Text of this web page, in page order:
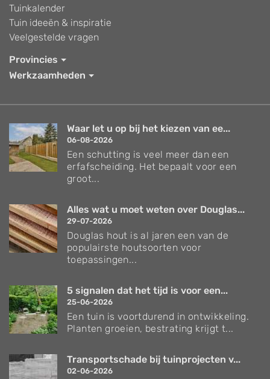
Tuinkalender
Tuin ideeën & inspiratie
Veelgestelde vragen
Provincies
Werkzaamheden
Waar let u op bij het kiezen van ee...
06-08-2026
Een schutting is veel meer dan een
erfafscheiding. Het bepaalt voor een
groot...
Alles wat u moet weten over Douglas...
29-07-2026
Douglas hout is al jaren een van de
populairste houtsoorten voor
toepassingen...
5 signalen dat het tijd is voor een...
25-06-2026
Een tuin is voortdurend in ontwikkeling.
Planten groeien, bestrating krijgt t...
Transportschade bij tuinprojecten v...
02-06-2026